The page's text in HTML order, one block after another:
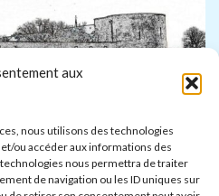
aux
nous utilisons des technologies
ou accéder aux informations des
nous permettra de traiter
de navigation ou les ID uniques sur